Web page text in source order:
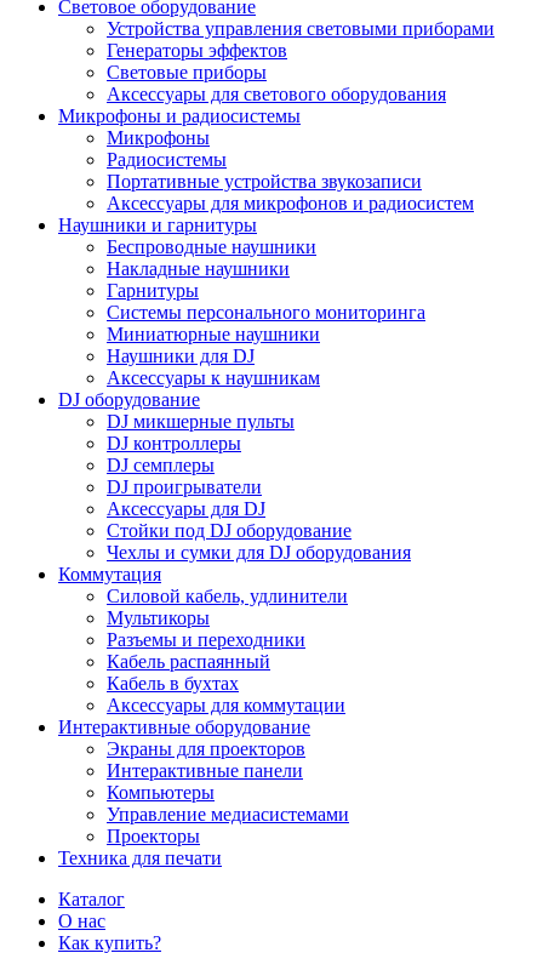
Световое оборудование
Устройства управления световыми приборами
Генераторы эффектов
Световые приборы
Аксессуары для светового оборудования
Микрофоны и радиосистемы
Микрофоны
Радиосистемы
Портативные устройства звукозаписи
Аксессуары для микрофонов и радиосистем
Наушники и гарнитуры
Беспроводные наушники
Накладные наушники
Гарнитуры
Системы персонального мониторинга
Миниатюрные наушники
Наушники для DJ
Аксессуары к наушникам
DJ оборудование
DJ микшерные пульты
DJ контроллеры
DJ семплеры
DJ проигрыватели
Аксессуары для DJ
Стойки под DJ оборудование
Чехлы и сумки для DJ оборудования
Коммутация
Силовой кабель, удлинители
Мультикоры
Разъемы и переходники
Кабель распаянный
Кабель в бухтах
Аксессуары для коммутации
Интерактивные оборудование
Экраны для проекторов
Интерактивные панели
Компьютеры
Управление медиасистемами
Проекторы
Техника для печати
Каталог
О нас
Как купить?